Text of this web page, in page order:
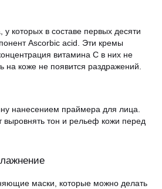
у которых в составе первых десяти
Ascorbic acid. Эти кремы
витамина С в них не
на коже не появится раздражений.
нанесением праймера для лица.
выровнять тон и рельеф кожи перед
маски, которые можно делать